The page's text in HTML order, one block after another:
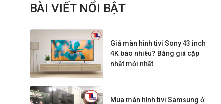
BÀI VIẾT NỔI BẬT
Giá màn hình tivi Sony 43 inch
4K bao nhiêu? Bảng giá cập
nhật mới nhất
Mua màn hình tivi Samsung ở